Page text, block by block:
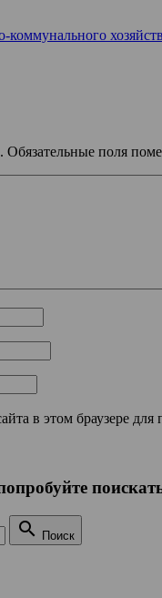
Обязательные поля
в этом браузере
 Поиск